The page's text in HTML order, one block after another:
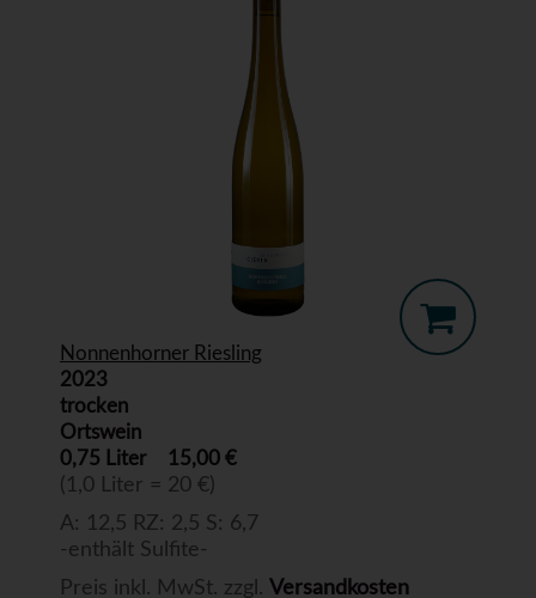
Nonnenhorner Riesling
2023
trocken
Ortswein
0,75 Liter
15,00 €
(1,0 Liter = 20 €)
A: 12,5 RZ: 2,5 S: 6,7
-enthält Sulfite-
Preis inkl. MwSt. zzgl. Versandkosten